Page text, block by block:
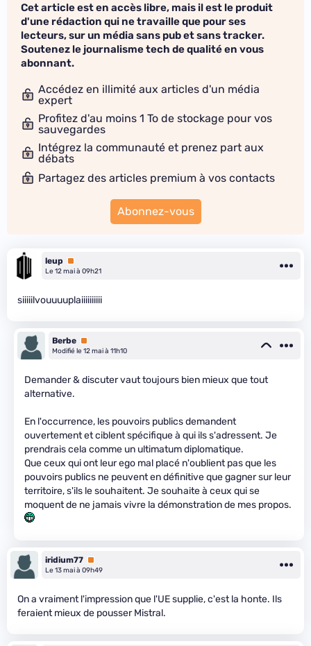
Cet article est en accès libre, mais il est le produit
d'une rédaction qui ne travaille que pour ses
lecteurs, sur un média sans pub et sans tracker.
Soutenez le journalisme tech de qualité en vous
abonnant.
Accédez en illimité aux articles d'un média
expert
Profitez d'au moins 1 To de stockage pour vos
sauvegardes
Intégrez la communauté et prenez part aux
débats
Partagez des articles premium à vos contacts
Abonnez-vous
leup
Premium
Le 12 mai à 09h21
siiiiilvouuuuplaiiiiiiiiii
Berbe Premium
Modifié le 12 mai à 11h10
Demander & discuter vaut toujours bien mieux que tout
alternative.
En l'occurrence, les pouvoirs publics demandent
ouvertement et ciblent spécifique à qui ils s'adressent. Je
prendrais cela comme un ultimatum diplomatique.
Que ceux qui ont leur ego mal placé n'oublient pas que les
pouvoirs publics ne peuvent en définitive que gagner sur leur
territoire, s'ils le souhaitent. Je souhaite à ceux qui se
moquent de ne jamais vivre la démonstration de mes propos.
iridium77 Premium
Le 13 mai à 09h49
On a vraiment l'impression que l'UE supplie, c'est la honte. Ils
feraient mieux de pousser Mistral.